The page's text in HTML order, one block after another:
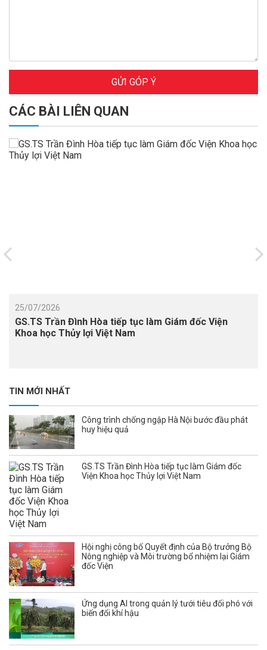
GỬI GÓP Ý
CÁC BÀI LIÊN QUAN
25/07/2026
GS.TS Trần Đình Hòa tiếp tục làm Giám đốc Viện
Khoa học Thủy lợi Việt Nam
TIN MỚI NHẤT
Công trình chống ngập Hà Nội bước đầu phát
huy hiệu quả
GS.TS Trần Đình Hòa tiếp tục làm Giám đốc
Viện Khoa học Thủy lợi Việt Nam
Hội nghị công bố Quyết định của Bộ trưởng Bộ
Nông nghiệp và Môi trường bổ nhiệm lại Giám
đốc Viện
Ứng dụng AI trong quản lý tưới tiêu đối phó với
biến đổi khí hậu